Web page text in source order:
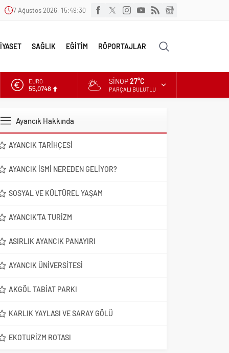
7 Ağustos 2026, 15:49:31
SAĞLIK EĞİTİM RÖPORTAJLAR
ALTIN
6.623,43
EURO
SINOP27°C
PARÇALI BULUTLU
Ayancık Hakkında
AYANCIK TARIHÇESI
AYANCIK İSMI NEREDEN GELIYOR?
SOSYAL VE KÜLTÜREL YAŞAM
AYANCIK’TA TURIZM
ASIRLIK AYANCIK PANAYIRI
AYANCIK ÜNIVERSITESI
AKGÖL TABIAT PARKI
KARLIK YAYLASI VE SARAY GÖLÜ
EKOTURIZM ROTASI